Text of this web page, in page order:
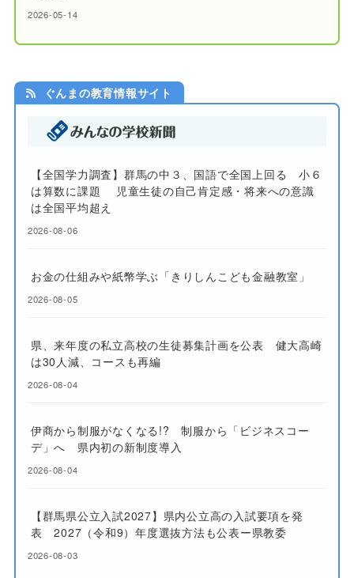
2026-05-14
ぐんまの教育情報サイト
【全国学力調査】群馬の中３、国語で全国上回る 小６
は算数に課題 児童生徒の自己肯定感・将来への意識
は全国平均超え
2026-08-06
お金の仕組みや紙幣学ぶ「きりしんこども金融教室」
2026-08-05
県、来年度の私立高校の生徒募集計画を公表 健大高崎
は30人減、コースも再編
2026-08-04
伊商から制服がなくなる!? 制服から「ビジネスコー
デ」へ 県内初の新制度導入
2026-08-04
【群馬県公立入試2027】県内公立高の入試要項を発
表 2027（令和9）年度選抜方法も公表ー県教委
2026-08-03